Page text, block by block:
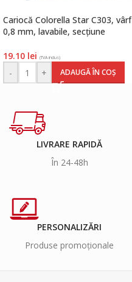
Cariocă Colorella Star C303, vârf
0,8 mm, lavabile, secțiune
Pelikan
19.10 lei (TVA inclus)
- + ADAUGĂ ÎN COȘ
LIVRARE RAPIDĂ
În 24-48h
PERSONALIZĂRI
Produse promoționale